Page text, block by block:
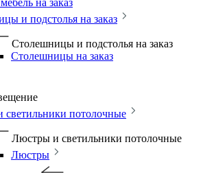
на заказ
и подстолья на заказ
Столешницы и подстолья на заказ
Столешницы на заказ
потолочные
Люстры и светильники потолочные
Люстры